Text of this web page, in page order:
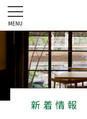
MENU
新着情報